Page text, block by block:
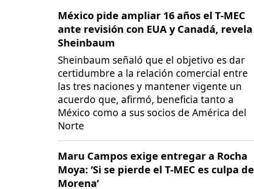
México pide ampliar 16 años el T-MEC
ante revisión con EUA y Canadá, revela
Sheinbaum
Sheinbaum señaló que el objetivo es dar
certidumbre a la relación comercial entre
las tres naciones y mantener vigente un
acuerdo que, afirmó, beneficia tanto a
México como a sus socios de América del
Norte
Maru Campos exige entregar a Rocha
Moya: ‘Si se pierde el T-MEC es culpa de
Morena’